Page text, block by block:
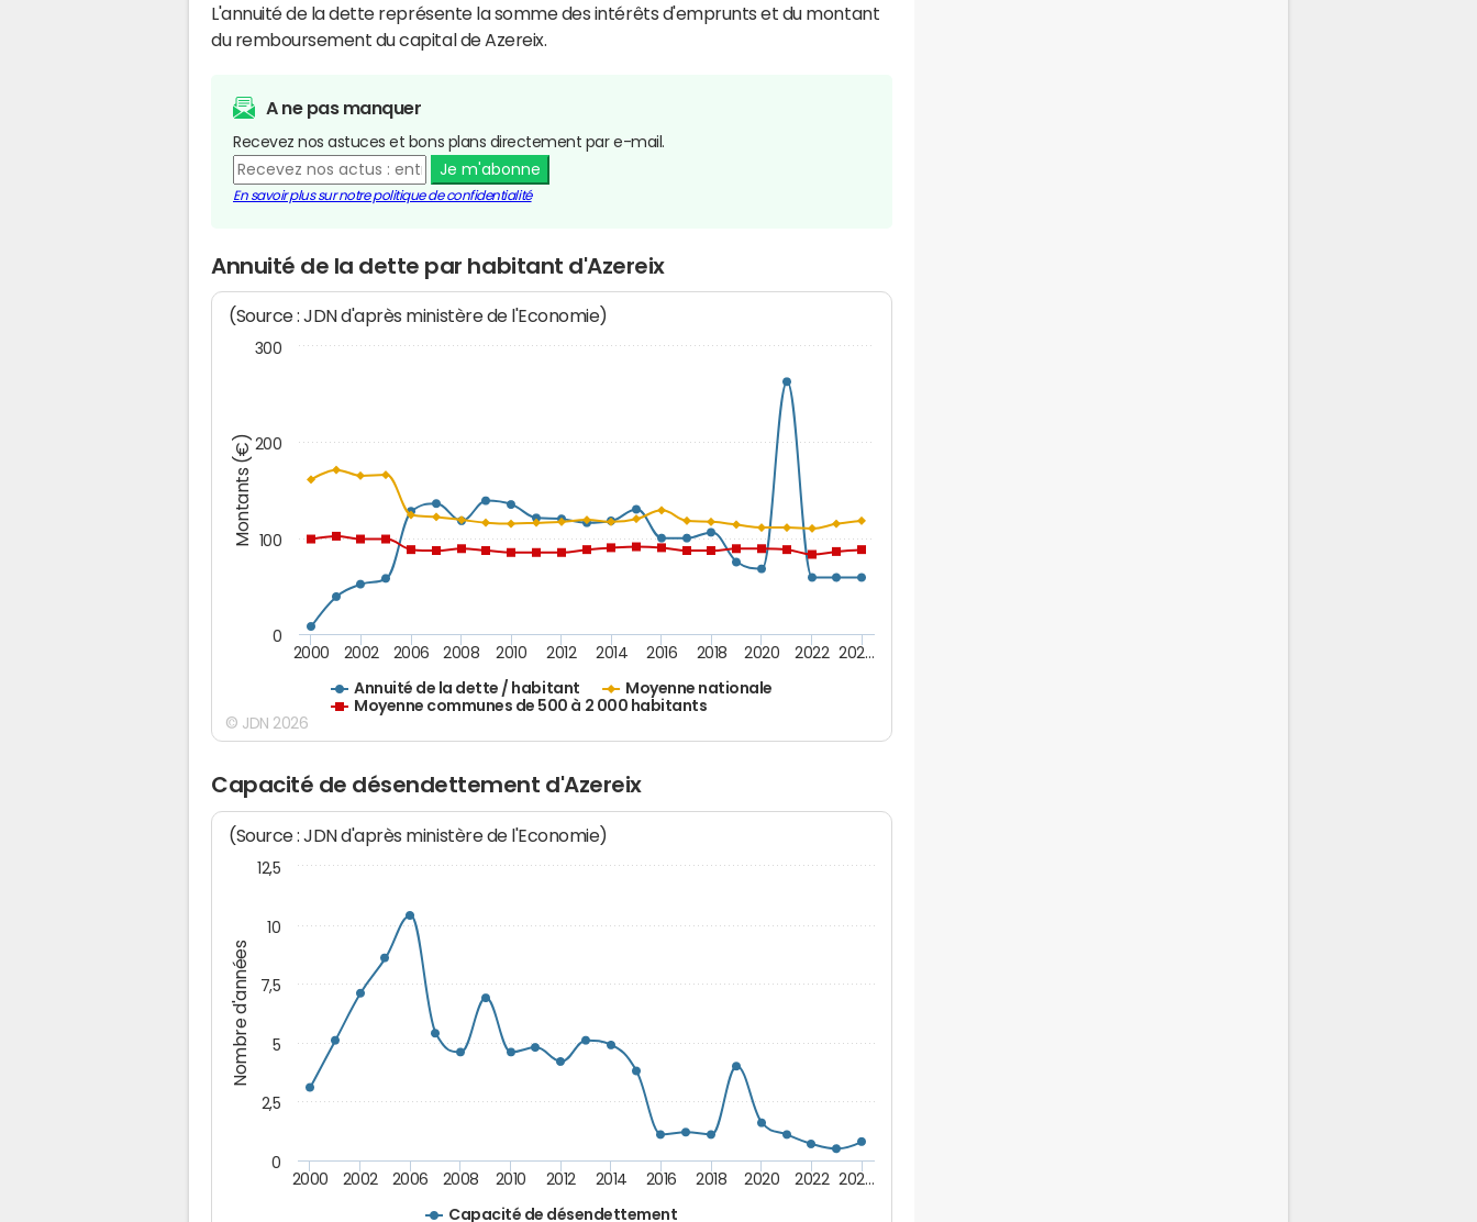
L'annuité de la dette représente la somme des intérêts d'emprunts et du montant
du remboursement du capital de Azereix.
A ne pas manquer
Recevez nos astuces et bons plans directement par e-mail.
Je m'abonne
En savoir plus sur notre politique de confidentialité
Annuité de la dette par habitant d'Azereix
Montants (€)
(Source : JDN d'après ministère de l'Economie)
Annuité de la dette / habitant
Moyenne nationale
Moyenne communes de 500 à 2 000 habitants
2000 2002 2006 2008 2010 2012 2014 2016 2018 2020 2022 202…
0
100
200
300
© JDN 2026
Capacité de désendettement d'Azereix
Nombre d'années
(Source : JDN d'après ministère de l'Economie)
Capacité de désendettement
2000 2002 2006 2008 2010 2012 2014 2016 2018 2020 2022 202…
0
2,5
5
7,5
10
12,5